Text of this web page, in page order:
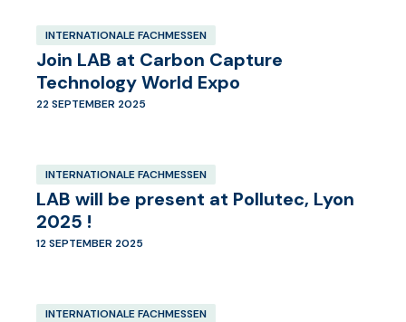
INTERNATIONALE FACHMESSEN
Join LAB at Carbon Capture
Technology World Expo
22 SEPTEMBER 2025
INTERNATIONALE FACHMESSEN
LAB will be present at Pollutec, Lyon
2025 !
12 SEPTEMBER 2025
INTERNATIONALE FACHMESSEN